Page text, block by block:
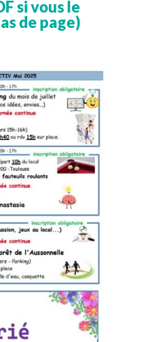
si vous le
de page)